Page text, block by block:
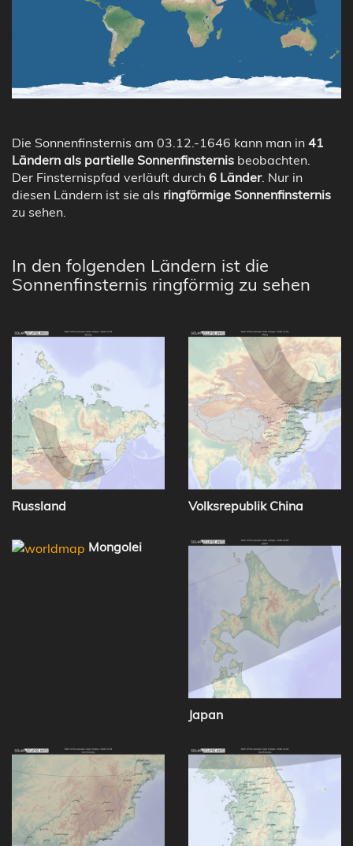
Die Sonnenfinsternis am 03.12.-1646 kann man in 41
Ländern als partielle Sonnenfinsternis beobachten.
Der Finsternispfad verläuft durch 6 Länder. Nur in
diesen Ländern ist sie als ringförmige Sonnenfinsternis
zu sehen.
In den folgenden Ländern ist die
Sonnenfinsternis ringförmig zu sehen
Russland Volksrepublik China
Mongolei
Japan